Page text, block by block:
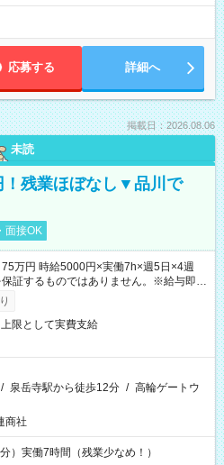
応募する 詳細へ
掲載日：2026.08.06
未読
！残業ほぼなし▼品川で
面接OK
万円 時給5000円×実働7h×週5日×4週
証するものではありません。※給与即受
用条件有）
限として実費支給
/ 泉岳寺駅から徒歩12分 / 高輪ゲートウ
商社
）実働7時間（残業少なめ！）